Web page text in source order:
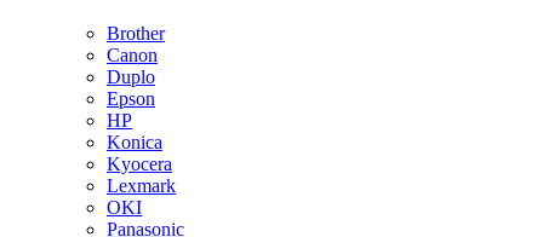
Brother
Canon
Duplo
Epson
HP
Konica
Kyocera
Lexmark
OKI
Panasonic